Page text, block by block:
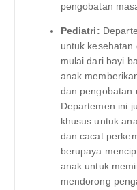
pengobatan
Pediatri:
untuk kesehatan
mulai dari bayi
anak
dan pengobatan
Departemen ini
khusus untuk
dan cacat
berupaya
anak untuk
mendorong